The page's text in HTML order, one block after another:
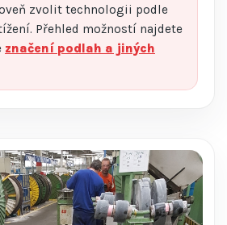
zvolit technologii podle
Přehled možností najdete
značení podlah a jiných